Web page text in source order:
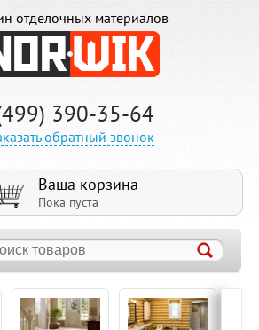
отделочных материалов
390-35-64
обратный звонок
Ваша корзина
Пока пуста